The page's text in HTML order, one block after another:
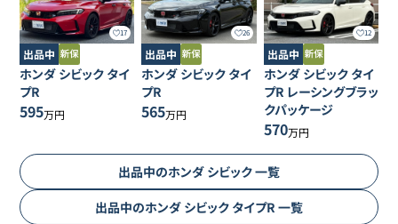
17
出品中
ホンダ シビック タイ
プR
595万円
26
出品中
ホンダ シビック タイ
プR
565万円
12
出品中
ホンダ シビック タイ
プR レーシングブラッ
クパッケージ
570万円
出品中のホンダ シビック一覧
出品中のホンダ シビック タイプR 一覧